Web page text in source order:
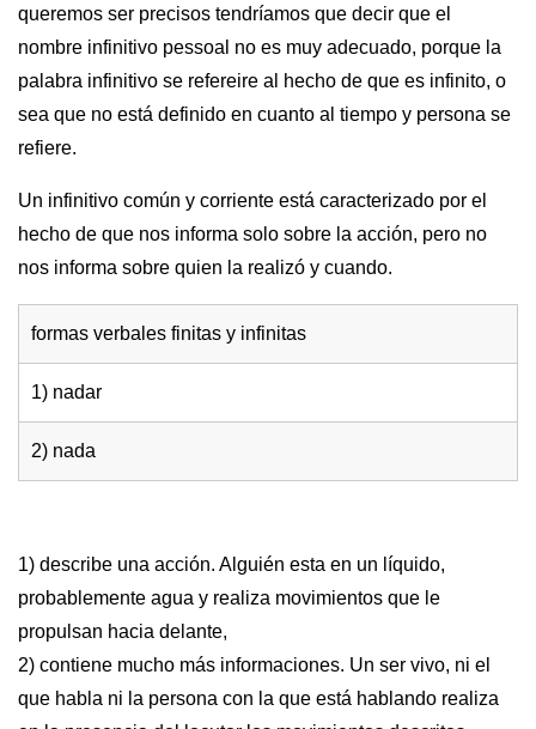
queremos ser precisos tendríamos que decir que el
nombre infinitivo pessoal no es muy adecuado, porque la
palabra infinitivo se refereire al hecho de que es infinito, o
sea que no está definido en cuanto al tiempo y persona se
refiere.
Un infinitivo común y corriente está caracterizado por el
hecho de que nos informa solo sobre la acción, pero no
nos informa sobre quien la realizó y cuando.
formas verbales finitas y infinitas
1) nadar
2) nada
1) describe una acción. Alguién esta en un líquido,
probablemente agua y realiza movimientos que le
propulsan hacia delante,
2) contiene mucho más informaciones. Un ser vivo, ni el
que habla ni la persona con la que está hablando realiza